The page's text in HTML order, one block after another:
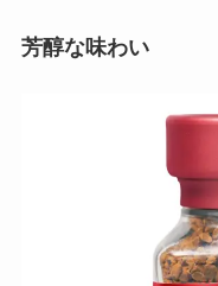
芳醇な味わい